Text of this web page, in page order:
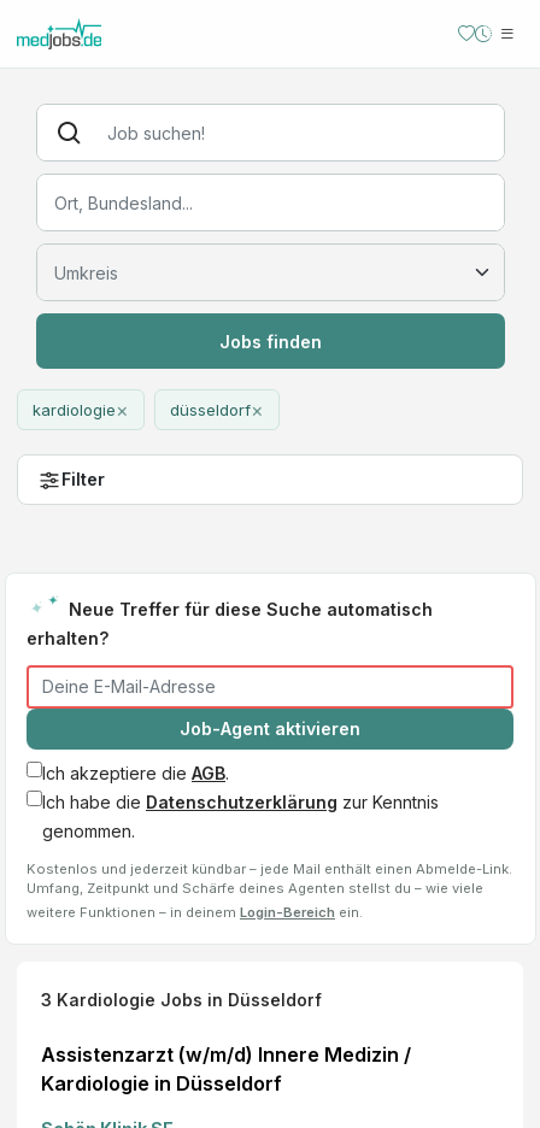
Jobs finden
kardiologie× düsseldorf×
Filter
Neue Treffer für diese Suche automatisch
erhalten?
Job-Agent aktivieren
Ich akzeptiere die AGB.
Ich habe die Datenschutzerklärung zur Kenntnis
genommen.
Kostenlos und jederzeit kündbar – jede Mail enthält einen Abmelde-Link.
Umfang, Zeitpunkt und Schärfe deines Agenten stellst du – wie viele
weitere Funktionen – in deinem Login-Bereich ein.
3 Kardiologie Jobs in Düsseldorf
Assistenzarzt (w/m/d) Innere Medizin /
Kardiologie in Düsseldorf